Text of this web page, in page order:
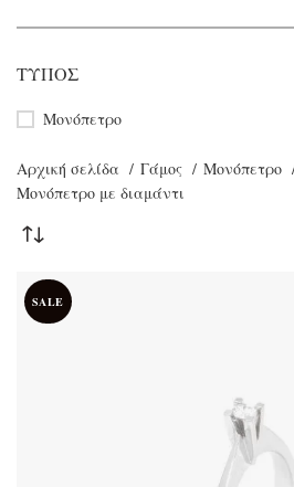
ΤΎΠΟΣ
Μονόπετρο
Αρχική σελίδα Γάμος
Μονόπετρο
Μονόπετρο με διαμάντι
SALE